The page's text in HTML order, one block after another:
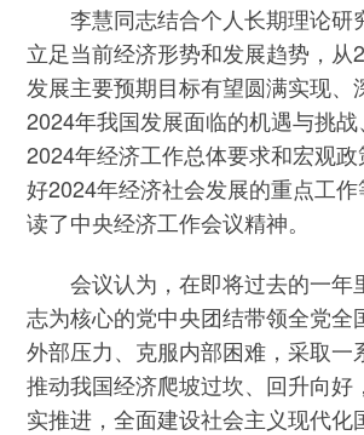
李慧同志结合个人长期理论研
立足当前经济形势和发展趋势，从
发展主要预期目标有望圆满实现、
2024年我国发展面临的机遇与挑
2024年经济工作总体要求和宏观
好2024年经济社会发展的重点工
读了中央经济工作会议精神。
会议认为，在即将过去的一年
志为核心的党中央团结带领全党全
外部压力、克服内部困难，采取一
推动我国经济爬坡过坎、回升向好
实推进，全面建设社会主义现代化